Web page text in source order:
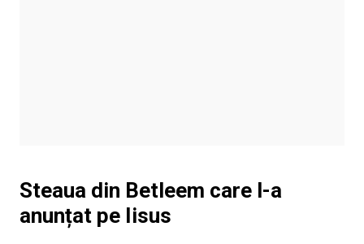
Steaua din Betleem care l-a
anunțat pe Iisus